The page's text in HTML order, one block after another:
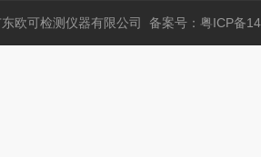
欧可检测仪器有限公司 备案号：粤ICP备